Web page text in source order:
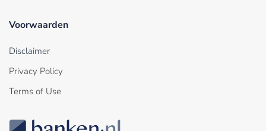
Voorwaarden
Disclaimer
Privacy Policy
Terms of Use